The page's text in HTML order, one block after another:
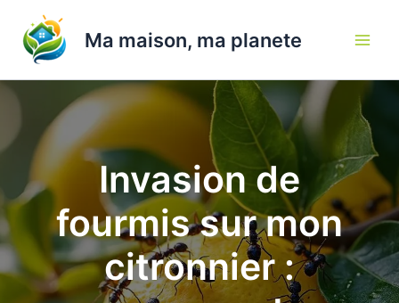
contenu
Ma maison, ma planete
Invasion de
fourmis sur mon
citronnier :